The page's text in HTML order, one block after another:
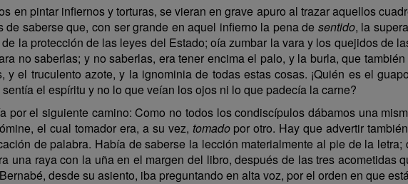
en pintar infiernos y torturas, se vieran en grave apuro al trazar aquellos
de saberse que, con ser grande en aquel infierno la pena de sentido, la
la protección de las leyes del Estado; oía zumbar la vara y los quejidos de
no saberlas; y no saberlas, era tener encima el palo, y la burla, que
y el truculento azote, y la ignominia de todas estas cosas. ¡Quién es el
el espíritu y no lo que veían los ojos ni lo que padecía la carne?
por el siguiente camino: Como no todos los condiscípulos dábamos una
el cual tomador era, a su vez, tomadopor otro. Hay que advertir
de palabra. Había de saberse la lección materialmente al pie de la
una raya con la uña en el margen del libro, después de las tres acometidas
desde su asiento, iba preguntando en alta voz, por el orden en que